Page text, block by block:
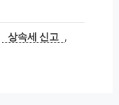
상속세 신고
,